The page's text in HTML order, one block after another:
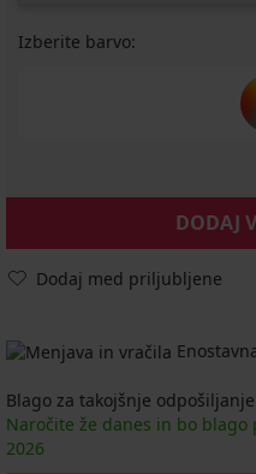
Izberite barvo:
DODAJ
Dodaj med priljubljene
Blago za takojšnje
Naročite že danes in bo blago
2026